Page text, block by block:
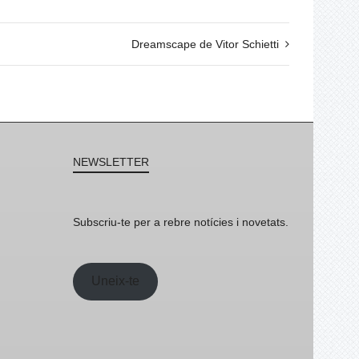
Dreamscape de Vitor Schietti
NEWSLETTER
Subscriu-te per a rebre notícies i novetats.
Uneix-te